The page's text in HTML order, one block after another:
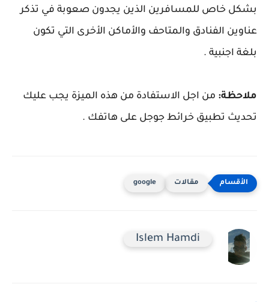
بشكل خاص للمسافرين الذين يجدون صعوبة في تذكر
عناوين الفنادق والمتاحف والأماكن الأخرى التي تكون
بلغة اجنبية .
ملاحظة: من اجل الاستفادة من هذه الميزة يجب عليك
تحديث تطبيق خرائط جوجل على هاتفك .
مقالات google
Islem Hamdi